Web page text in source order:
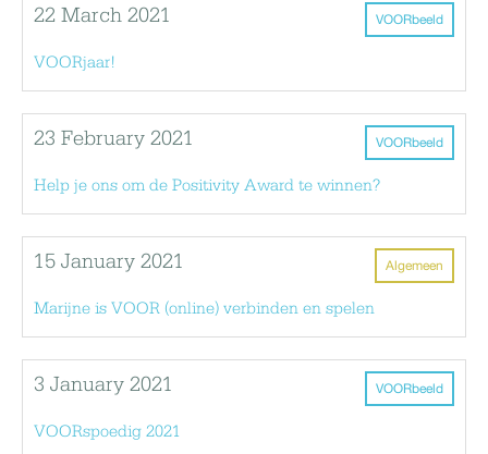
VOORbeeld
22 March 2021
VOORjaar!
VOORbeeld
23 February 2021
Help je ons om de Positivity Award te winnen?
Algemeen
15 January 2021
Marijne is VOOR (online) verbinden en spelen
VOORbeeld
3 January 2021
VOORspoedig 2021